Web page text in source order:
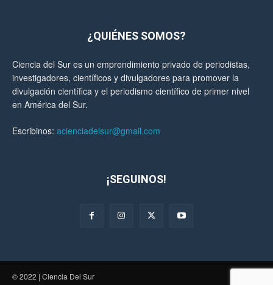
¿QUIÉNES SOMOS?
Ciencia del Sur es un emprendimiento privado de periodistas,
investigadores, científicos y divulgadores para promover la
divulgación científica y el periodismo científico de primer nivel
en América del Sur.
Escribinos: acienciadelsur@gmail.com
¡SEGUINOS!
© 2022 | Ciencia Del Sur